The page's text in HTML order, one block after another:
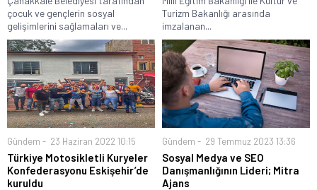
çocuk ve gençlerin sosyal
gelişimlerini sağlamaları ve...
Turizm Bakanlığı arasında
imzalanan...
Gündem 23 Haziran 2022 10:15
Türkiye Motosikletli Kuryeler
Konfederasyonu Eskişehir’de
kuruldu
Gündem 29 Temmuz 2023 13:36
Sosyal Medya ve SEO
Danışmanlığının Lideri; Mitra
Ajans